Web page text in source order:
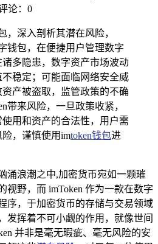
论：0
，深入剖析其潜在风险，
钱包，在便捷用户管理数字
多隐患，数字资产市场波动
稳定；可能面临网络安全威
产被盗取，监管政策的不确
带来风险，一旦政策收紧，
用和资产的合法性，用户需
，谨慎使用imtoken钱包进
涌浪潮之中,加密货币宛如一颗璀
视野，而 imToken 作为一款在数字
序，于加密货币的存储与交易领域
发挥着不可小觑的作用，就像世间
并非是毫无瑕疵、毫无风险的安